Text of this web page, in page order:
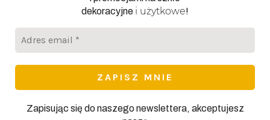
dekoracyjne i użytkowe!
Zapisując się do naszego newslettera, akceptujesz